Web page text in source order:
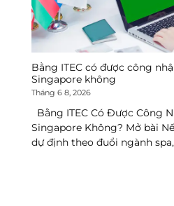
Bằng ITEC có được công
Singapore không
Tháng 6 8, 2026
Bằng ITEC Có Được Công
Singapore Không? Mở bài
dự định theo đuổi ngành spa,